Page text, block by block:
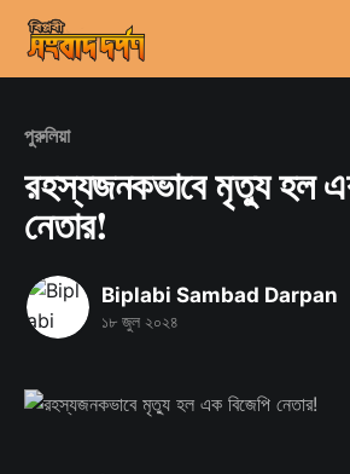
পুরুলিয়া
রহস্যজনকভাবে মৃত্যু হল
নেতার!
Biplabi Sambad Darpan
১৮ জুল ২০২৪